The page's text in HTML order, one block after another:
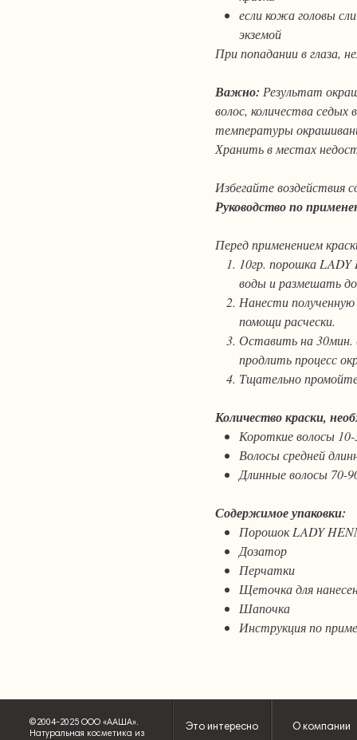
если кожа головы
экземой
При попадании в глаза,
Важно: Результат
волос, количества
температуры
Хранить в местах
Избегайте воздействия
Руководство по
Перед применением
10гр. порошка
воды и размешать
Нанести полученную
помощи расчески.
Оставить на 30мин.
продлить процесс
Тщательно
Количество краски,
Короткие волосы 10-
Волосы средней
Длинные волосы 70-
Содержимое упаковки:
Порошок LADY
Дозатор
Перчатки
Щеточка для
Шапочка
Инструкция по
Это интересно О компании
©2004-2025 ООО «ААША».
Натуральная косметика из